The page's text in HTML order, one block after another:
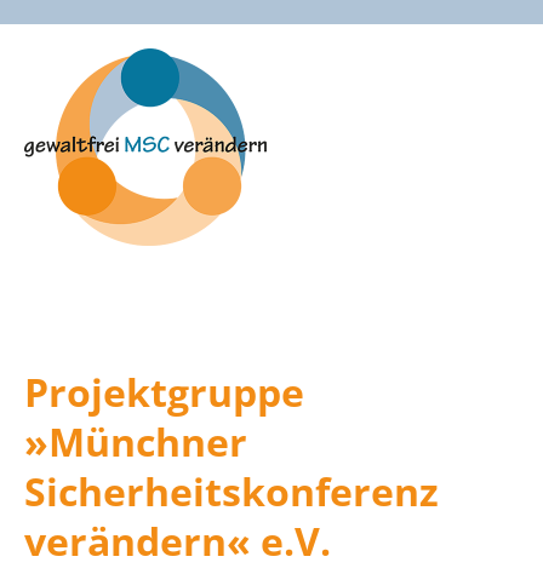
Projektgruppe
»Münchner
Sicherheitskonferenz
verändern« e.V.